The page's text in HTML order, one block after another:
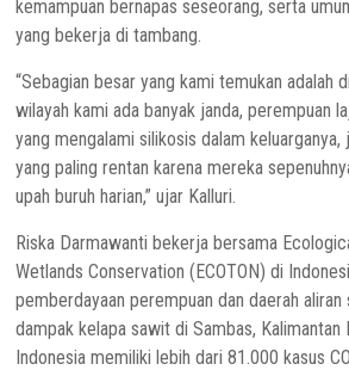
kemampuan bernapas seseorang, serta
yang bekerja di tambang.
“Sebagian besar yang kami temukan adalah
wilayah kami ada banyak janda, perempuan
yang mengalami silikosis dalam keluarganya,
yang paling rentan karena mereka
upah buruh harian,” ujar Kalluri.
Riska Darmawanti bekerja bersama
Wetlands Conservation (ECOTON) di
pemberdayaan perempuan dan daerah aliran
dampak kelapa sawit di Sambas, Kalimantan
Indonesia memiliki lebih dari 81.000 kasus